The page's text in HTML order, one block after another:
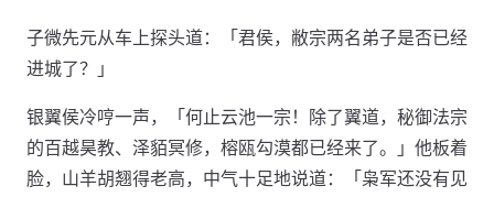
子微先元从车上探头道：「君侯，敝宗两名弟子是否已经
进城了？」
银翼侯冷哼一声，「何止云池一宗！除了翼道，秘御法宗
的百越昊教、泽貊冥修，榕瓯勾漠都已经来了。」他板着
脸，山羊胡翘得老高，中气十足地说道：「枭军还没有见